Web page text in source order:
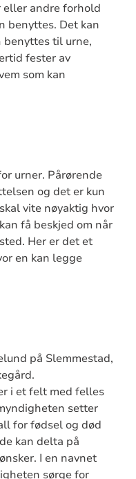
andre forhold
benyttes. Det kan
benyttes til urne,
fester av
som kan
urner. Pårørende
og det er kun
vite nøyaktig hvor
få beskjed om når
Her er det et
en kan legge
på Slemmestad,
i et felt med felles
setter
for fødsel og død
kan delta på
I en navnet
sørge for